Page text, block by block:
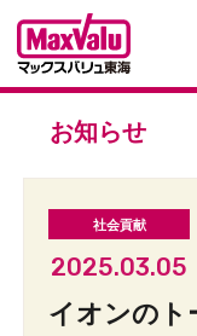
お知らせ
2025.03.05
イオンのト